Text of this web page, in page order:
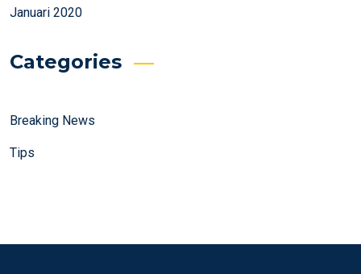
Januari 2020
Categories
Breaking News
Tips